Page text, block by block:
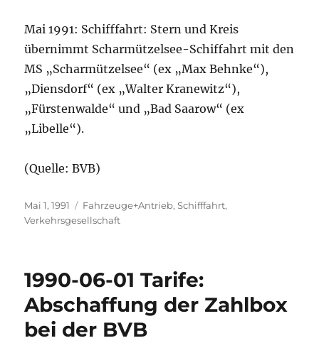
Mai 1991: Schifffahrt: Stern und Kreis
übernimmt Scharmützelsee-Schiffahrt mit den
MS „Scharmützelsee“ (ex „Max Behnke“),
„Diensdorf“ (ex „Walter Kranewitz“),
„Fürstenwalde“ und „Bad Saarow“ (ex
„Libelle“).
(Quelle: BVB)
Veröffentlicht
am
Mai 1, 1991 Kategorien
Fahrzeuge+Antrieb,Schifffahrt,
Verkehrsgesellschaft
1990-06-01 Tarife:
Abschaffung der Zahlbox
bei der BVB